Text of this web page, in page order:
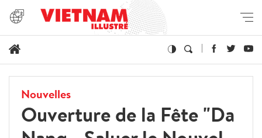
Nouvelles
Ouverture de la Fête "Da